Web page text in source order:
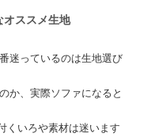
オススメ生地
迷っているのは生地選び
か、実際ソファになると
くいろや素材は迷います